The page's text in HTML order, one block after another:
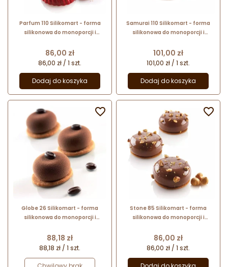
Parfum 110 Silikomart - forma
silikonowa do monoporcji i
poj. 110 ml x 6 porcji
Cena
86,00 zł
86,00 zł / 1 szt.
Dodaj do koszyka
Samurai 110 Silikomart - forma
silikonowa do monoporcji i
poj. 110 ml x 6 porcji
Cena
101,00 zł
101,00 zł / 1 szt.
Dodaj do koszyka
Globe 26 Silikomart - forma
silikonowa do monoporcji i
poj. 26 ml x 15 porcji
Cena
88,18 zł
88,18 zł / 1 szt.

Stone 85 Silikomart - forma
silikonowa do monoporcji i
poj. 85 ml x 8 porcji
Cena
86,00 zł
86,00 zł / 1 szt.
